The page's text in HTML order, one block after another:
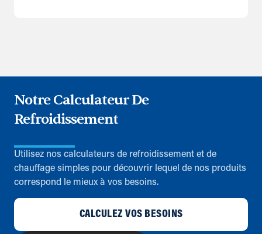
Notre Calculateur De
Refroidissement
Utilisez nos calculateurs de refroidissement et de
chauffage simples pour découvrir lequel de nos produits
correspond le mieux à vos besoins.
CALCULEZ VOS BESOINS